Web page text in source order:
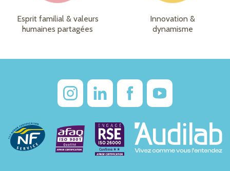
Esprit familial & valeurs
humaines partagées
Innovation &
dynamisme